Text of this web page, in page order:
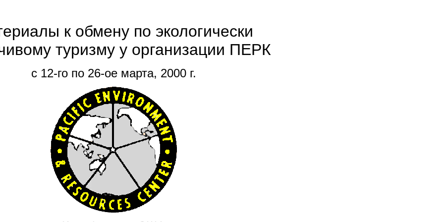
к обмену по экологически
туризму у организации ПЕРК
с 12-го по 26-ое марта, 2000 г.